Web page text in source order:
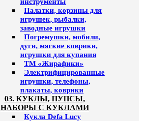
Палатки, корзины для
игрушек, рыбалки,
заводные игрушки
Погремушки, мобили,
дуги, мягкие коврики,
игрушки для купания
ТМ «Жирафики»
Электрифицированные
игрушки, телефоны,
плакаты, коврики
03. КУКЛЫ, ПУПСЫ,
НАБОРЫ С КУКЛАМИ
Кукла Defa Lucy